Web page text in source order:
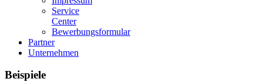
Service
Center
Bewerbungsformular
Partner
Unternehmen
Beispiele